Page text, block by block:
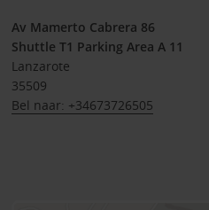
Av Mamerto Cabrera 86
Shuttle T1 Parking Area A 11
Lanzarote
35509
Bel naar: +34673726505